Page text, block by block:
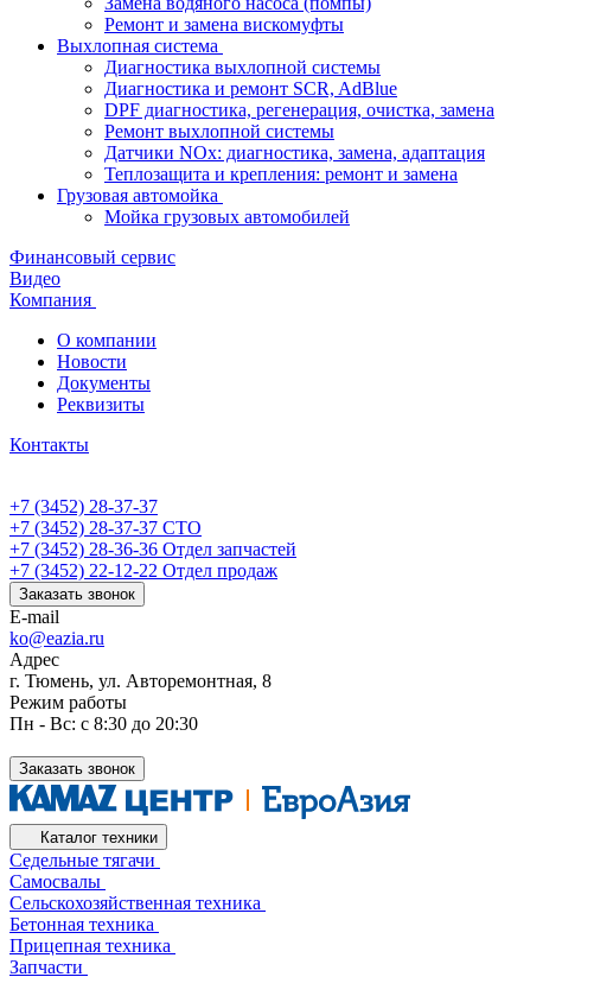
Ремонт и замена вискомуфты
Выхлопная система
Диагностика выхлопной системы
Диагностика и ремонт SCR, AdBlue
DPF диагностика, регенерация, очистка, замена
Ремонт выхлопной системы
Датчики NOx: диагностика, замена, адаптация
Теплозащита и крепления: ремонт и замена
Грузовая автомойка
Мойка грузовых автомобилей
Финансовый сервис
Видео
Компания
О компании
Новости
Документы
Реквизиты
Контакты
+7 (3452) 28-37-37
+7 (3452) 28-37-37 СТО
+7 (3452) 28-36-36 Отдел запчастей
+7 (3452) 22-12-22 Отдел продаж
Заказать звонок
E-mail
ko@eazia.ru
Адрес
г. Тюмень, ул. Авторемонтная, 8
Режим работы
Пн - Вс: с 8:30 до 20:30
Заказать звонок
Каталог техники
Седельные тягачи
Самосвалы
Сельскохозяйственная техника
Бетонная техника
Прицепная техника
Запчасти